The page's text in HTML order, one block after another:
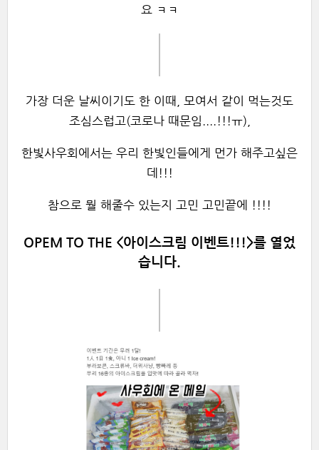
요 ㅋㅋ
가장 더운 날씨이기도 한 이때, 모여서 같이 먹는것도
조심스럽고(코로나 때문임....!!!ㅠ),
한빛사우회에서는 우리 한빛인들에게 먼가 해주고싶은
데!!!
참으로 뭘 해줄수 있는지 고민 고민끝에 !!!!
OPEM TO THE <아이스크림 이벤트!!!>를 열었
습니다.